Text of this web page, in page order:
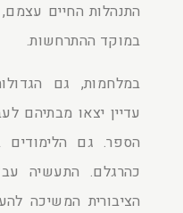
התנהלות החיים
במוקד ההתרחשות.
במלחמות, גם
עדיין יצאו מבתיהם
הספר. גם הלימודים
כהרגלם. התעשיה
הציבורית המשיכה